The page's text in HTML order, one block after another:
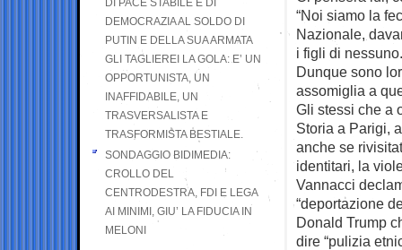
“Noi siamo la
Nazionale,
i figli di
Dunque sono
assomiglia a
Gli stessi che a
Storia a Parigi,
anche se
identitari, la
Vannacci
“deportazione
Donald Trump
dire “pulizia
DI PACE STABILE E DI
DEMOCRAZIA AL SOLDO DI
PUTIN E DELLA SUA ARMATA
GLI TAGLIEREI LA GOLA: E’ UN
OPPORTUNISTA, UN
INAFFIDABILE, UN
TRASVERSALISTA E
TRASFORMISTA BESTIALE.
SONDAGGIO BIDIMEDIA:
CROLLO DEL
CENTRODESTRA, FDI E LEGA
AI MINIMI, GIU’ LA FIDUCIA IN
MELONI